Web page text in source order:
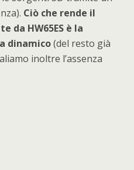
Ciò che rende il
da HW65ES è la
dinamico(del resto già
inoltre l’assenza